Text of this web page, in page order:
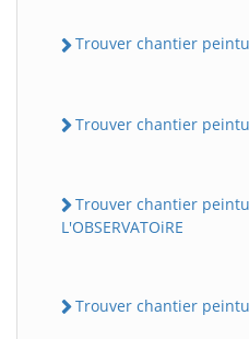
Trouver chantier
Trouver chantier
Trouver chantier
L'OBSERVATOiRE
Trouver chantier